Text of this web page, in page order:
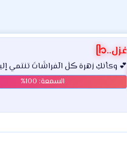
غزل..ᥫ᭡
💕 وكأنكِ زهرهَ ڪلٰ الٓفراشَاتَ تنتمي